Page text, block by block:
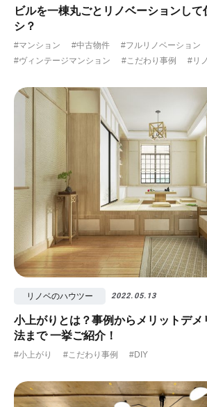
ビルを一棟丸ごとリノベーションし
シ？
#マンション #中古物件
#フルリノベーション
#ヴィンテージマンション
#こだわり事例 #リ
リノベのハウツー 2022.05.13
小上がりとは？事例からメリットデメ
法まで 一挙ご紹介！
#小上がり #こだわり事例 #DIY